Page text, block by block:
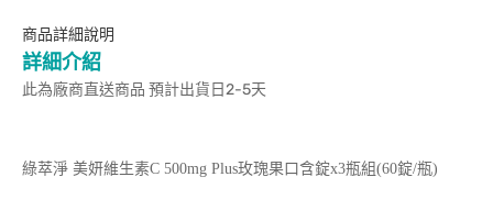
商品詳細說明
詳細介紹
此為廠商直送商品 預計出貨日2-5天
綠萃淨 美妍維生素C 500mg Plus玫瑰果口含錠x3瓶組(60錠/瓶)